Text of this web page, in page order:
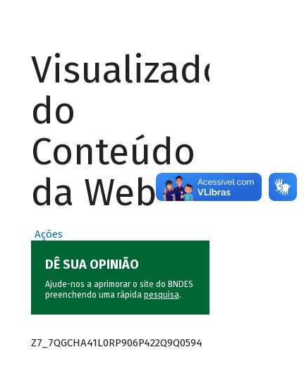
Visualizador
do
Conteúdo
da Web
Ações
DÊ SUA OPINIÃO
Ajude-nos a aprimorar o site do BNDES
preenchendo uma rápida pesquisa.
Z7_7QGCHA41L0RP906P422Q9Q0594